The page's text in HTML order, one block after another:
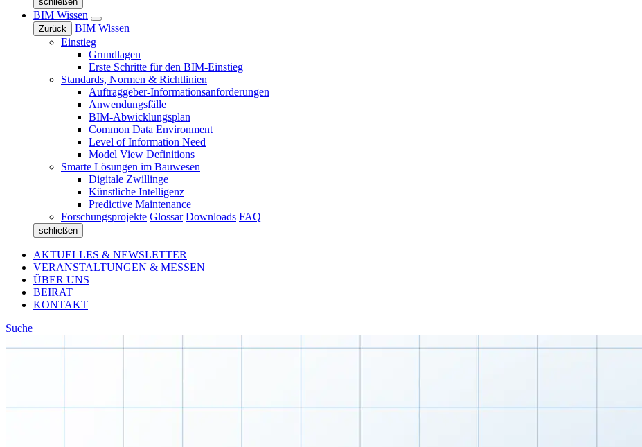
BIM Wissen
Zurück
BIM Wissen
Einstieg
Grundlagen
Erste Schritte für den BIM-Einstieg
Standards, Normen & Richtlinien
Auftraggeber-Informationsanforderungen
Anwendungsfälle
BIM-Abwicklungsplan
Common Data Environment
Level of Information Need
Model View Definitions
Smarte Lösungen im Bauwesen
Digitale Zwillinge
Künstliche Intelligenz
Predictive Maintenance
Forschungsprojekte Glossar Downloads FAQ
schließen
AKTUELLES & NEWSLETTER
VERANSTALTUNGEN & MESSEN
ÜBER UNS
BEIRAT
KONTAKT
Suche